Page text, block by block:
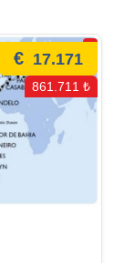
€ 17.171
861.711 ₺